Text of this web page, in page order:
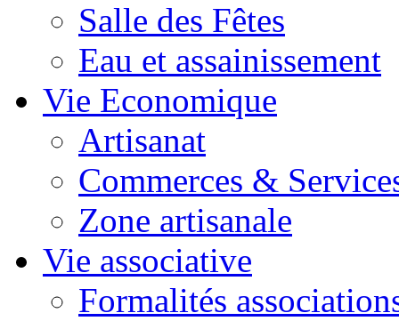
Salle des Fêtes
Eau et assainissement
Vie Economique
Artisanat
Commerces &
Zone artisanale
Vie associative
Formalités